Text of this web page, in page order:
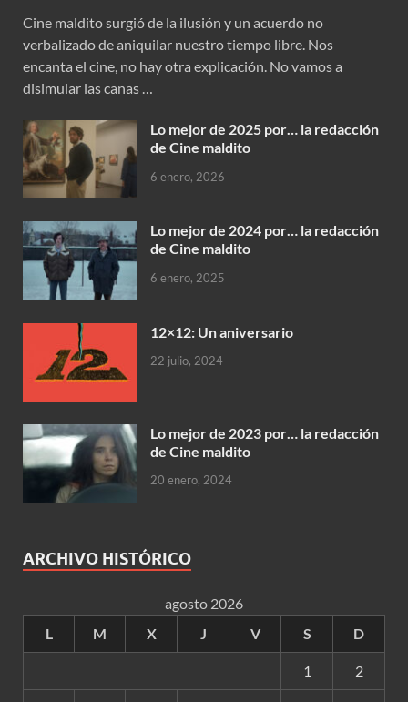
Cine maldito surgió de la ilusión y un acuerdo no
verbalizado de aniquilar nuestro tiempo libre. Nos
encanta el cine, no hay otra explicación. No vamos a
disimular las canas …
Lo mejor de 2025 por… la redacción
de Cine maldito
6 enero, 2026
Lo mejor de 2024 por… la redacción
de Cine maldito
6 enero, 2025
12×12: Un aniversario
22 julio, 2024
Lo mejor de 2023 por… la redacción
de Cine maldito
20 enero, 2024
ARCHIVO HISTÓRICO
agosto 2026
L
M X J V S D
1 2